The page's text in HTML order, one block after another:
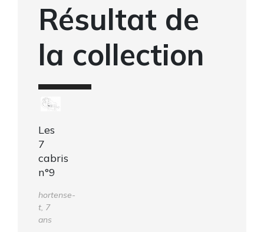
Résultat de
la collection
Les
7
cabris
n°9
hortense-
t, 7
ans